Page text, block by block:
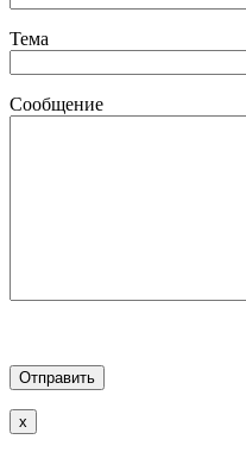
Тема
Сообщение
x